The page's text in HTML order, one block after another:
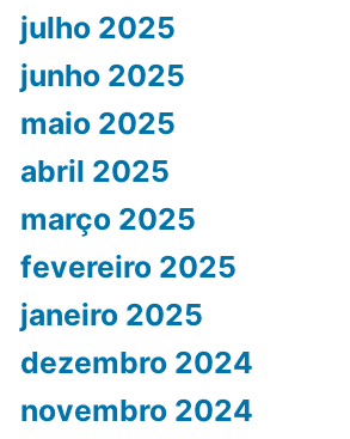
julho 2025
junho 2025
maio 2025
abril 2025
março 2025
fevereiro 2025
janeiro 2025
dezembro 2024
novembro 2024